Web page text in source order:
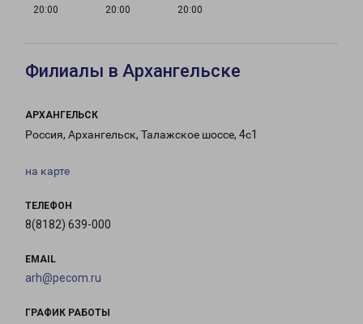
20:00
20:00
20:00
Филиалы в Архангельске
АРХАНГЕЛЬСК
Россия, Архангельск, Талажское шоссе, 4с1
на карте
ТЕЛЕФОН
8(8182) 639-000
EMAIL
arh@pecom.ru
ГРАФИК РАБОТЫ